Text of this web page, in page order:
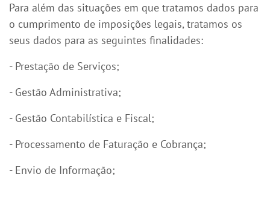
Para além das situações em que tratamos dados para
o cumprimento de imposições legais, tratamos os
seus dados para as seguintes finalidades:
- Prestação de Serviços;
- Gestão Administrativa;
- Gestão Contabilística e Fiscal;
- Processamento de Faturação e Cobrança;
- Envio de Informação;